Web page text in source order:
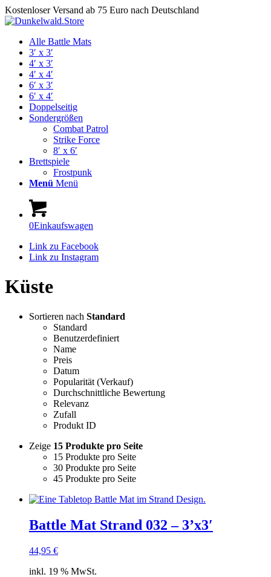
Kostenloser Versand ab 75 Euro nach Deutschland
Alle Battle Mats
3′ x 3′
4′ x 3′
4′ x 4′
6′ x 3′
6′ x 4′
Doppelseitig
Sondergrößen
Combat Patrol
Strike Force
8′ x 6′
Brettspiele
Frostpunk
Menü Menü
0Einkaufswagen
Link zu Facebook
Link zu Instagram
Küste
Sortieren nach Standard
Standard
Benutzerdefiniert
Name
Preis
Datum
Popularität (Verkauf)
Durchschnittliche Bewertung
Relevanz
Zufall
Produkt ID
Zeige 15 Produkte pro Seite
15 Produkte pro Seite
30 Produkte pro Seite
45 Produkte pro Seite
Battle Mat Strand 032 – 3’x3′
44,95 €
inkl. 19 % MwSt.